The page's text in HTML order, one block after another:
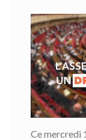
Ce mercredi